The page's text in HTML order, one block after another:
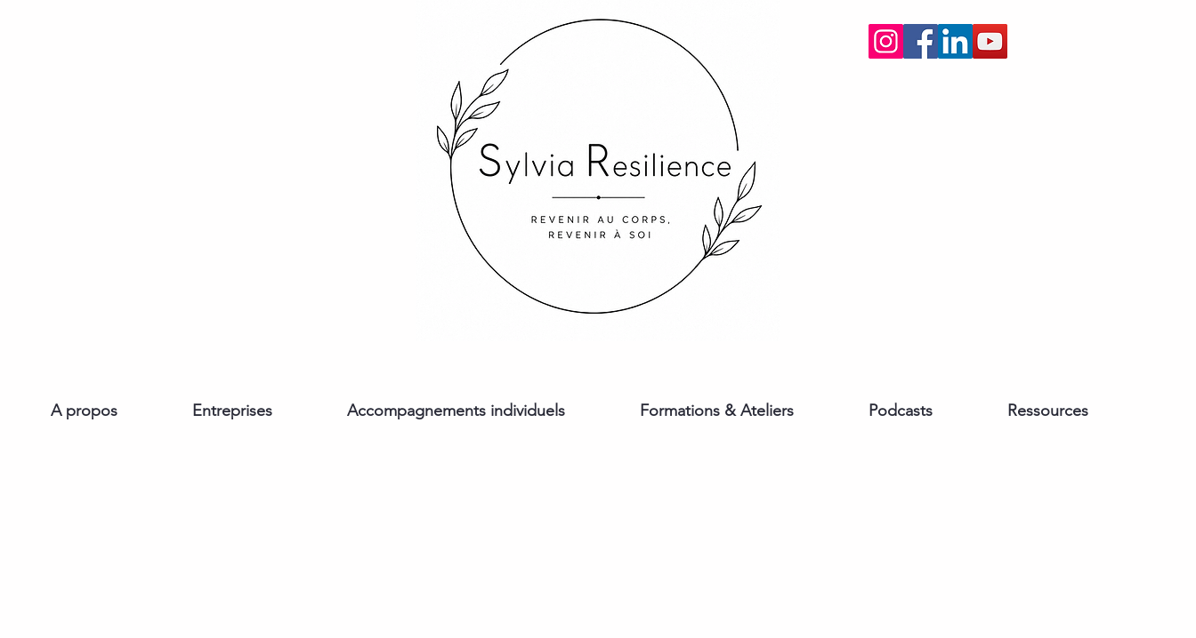
A propos Entreprises Accompagnements individuels Formations & Ateliers Podcasts Ressources